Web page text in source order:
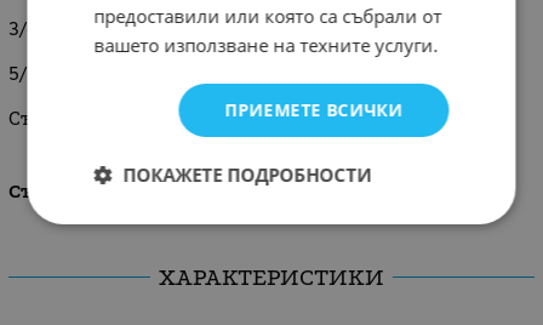
3/4 г - 26/28 номер
5/6 г - 29/31 номер
Състав: 80% памук, 3% еластан, 17% полиестер.
Състав:80% памук, 3% еластан, 17% полиестер
ХАРАКТЕРИСТИКИ
предоставили или която са събрали от
вашето използване на техните услуги.
ПРИЕМЕТЕ ВСИЧКИ
ПОКАЖЕТЕ ПОДРОБНОСТИ